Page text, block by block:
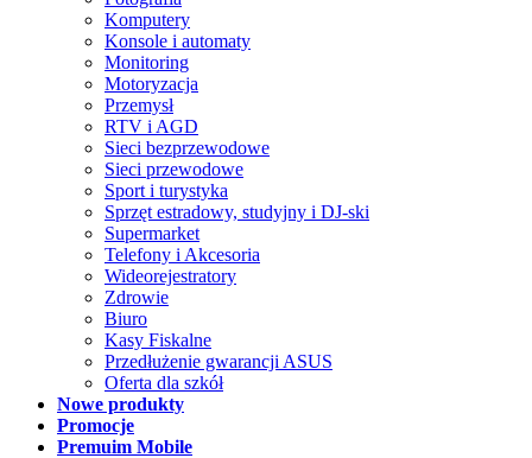
Komputery
Konsole i automaty
Monitoring
Motoryzacja
Przemysł
RTV i AGD
Sieci bezprzewodowe
Sieci przewodowe
Sport i turystyka
Sprzęt estradowy, studyjny i DJ-ski
Supermarket
Telefony i Akcesoria
Wideorejestratory
Zdrowie
Biuro
Kasy Fiskalne
Przedłużenie gwarancji ASUS
Oferta dla szkół
Nowe produkty
Promocje
Premuim Mobile